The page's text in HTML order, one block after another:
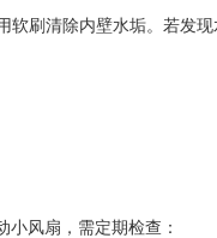
刷清除内壁水垢。若发现
风扇，需定期检查：